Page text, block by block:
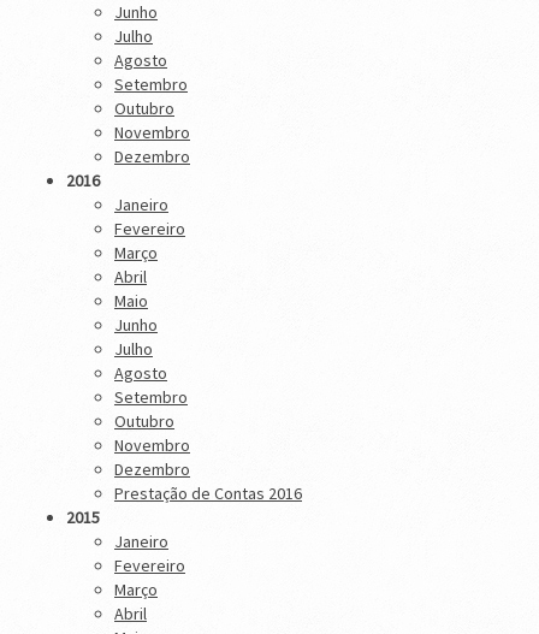
Junho
Julho
Agosto
Setembro
Outubro
Novembro
Dezembro
2016
Janeiro
Fevereiro
Março
Abril
Maio
Junho
Julho
Agosto
Setembro
Outubro
Novembro
Dezembro
Prestação de Contas 2016
2015
Janeiro
Fevereiro
Março
Abril